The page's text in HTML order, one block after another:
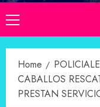
Primary
Menu
Home
CABALLOS
PRESTAN